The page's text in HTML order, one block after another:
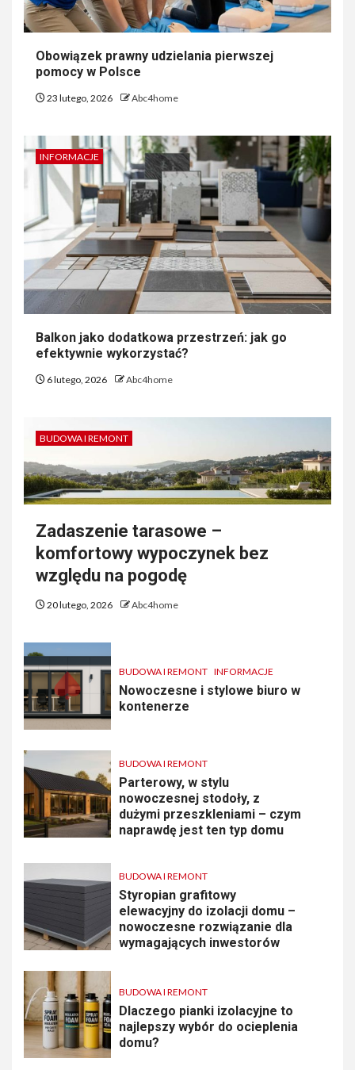
Obowiązek prawny udzielania pierwszej
pomocy w Polsce
23 lutego, 2026 Abc4home
INFORMACJE
Balkon jako dodatkowa przestrzeń: jak go
efektywnie wykorzystać?
6 lutego, 2026 Abc4home
BUDOWA I REMONT
Zadaszenie tarasowe –
komfortowy wypoczynek bez
względu na pogodę
20 lutego, 2026 Abc4home
BUDOWA I REMONT INFORMACJE
Nowoczesne i stylowe biuro w
kontenerze
BUDOWA I REMONT
Parterowy, w stylu
nowoczesnej stodoły, z
dużymi przeszkleniami – czym
naprawdę jest ten typ domu
BUDOWA I REMONT
Styropian grafitowy
elewacyjny do izolacji domu –
nowoczesne rozwiązanie dla
wymagających inwestorów
BUDOWA I REMONT
Dlaczego pianki izolacyjne to
najlepszy wybór do ocieplenia
domu?